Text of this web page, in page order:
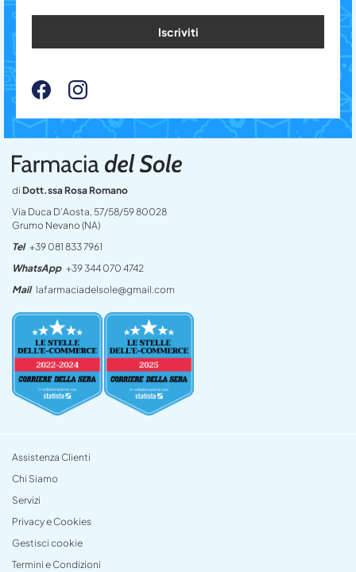
di Dott.ssa Rosa Romano
Via Duca D’Aosta, 57/58/59 80028
Grumo Nevano (NA)
Tel +39 081 833 7961
WhatsApp +39 344 070 4742
Mail lafarmaciadelsole@gmail.com
Assistenza Clienti
Chi Siamo
Servizi
Privacy e Cookies
Gestisci cookie
Termini e Condizioni
Iscriviti